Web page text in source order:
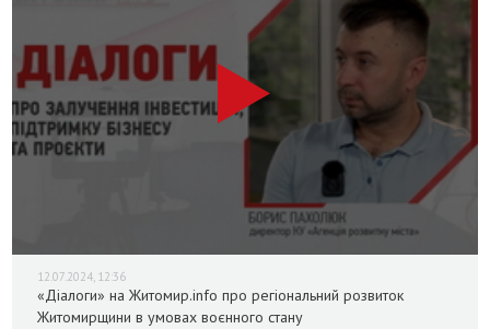
12.07.2024, 12:36
«Діалоги» на Житомир.info про регіональний розвиток
Житомирщини в умовах воєнного стану